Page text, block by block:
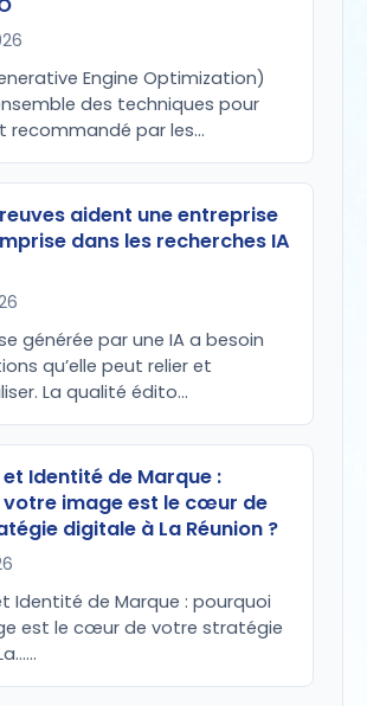
Engine Optimization)
des techniques pour
recommandé par les…
aident une entreprise
dans les recherches IA
générée par une IA a besoin
qu’elle peut relier et
La qualité édito…
Identité de Marque :
image est le cœur de
digitale à La Réunion ?
Identité de Marque : pourquoi
est le cœur de votre stratégie